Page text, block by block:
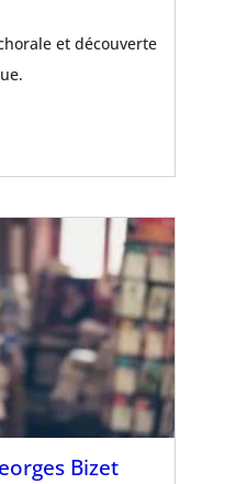
et découverte
Bizet